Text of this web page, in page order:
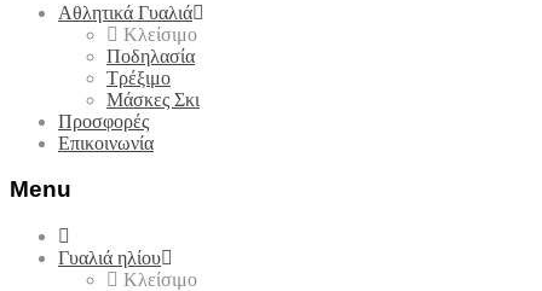
Αθλητικά Γυαλιά
Κλείσιμο
Ποδηλασία
Τρέξιμο
Μάσκες Σκι
Προσφορές
Επικοινωνία
Menu
Skip
Γυαλιά ηλίου
Κλείσιμο